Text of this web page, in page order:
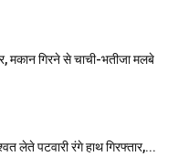
मकान गिरने से चाची-भतीजा मलबे
लेते पटवारी रंगे हाथ गिरफ्तार,...